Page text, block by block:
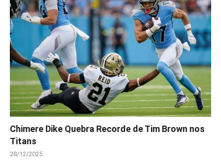
Chimere Dike Quebra Recorde de Tim Brown nos
Titans
28/12/2025